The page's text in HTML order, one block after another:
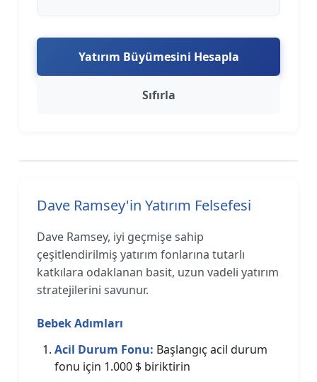
Yatırım Büyümesini Hesapla
Sıfırla
Dave Ramsey'in Yatırım Felsefesi
Dave Ramsey, iyi geçmişe sahip
çeşitlendirilmiş yatırım fonlarına tutarlı
katkılara odaklanan basit, uzun vadeli yatırım
stratejilerini savunur.
Bebek Adımları
Acil Durum Fonu: Başlangıç acil durum
fonu için 1.000 $ biriktirin